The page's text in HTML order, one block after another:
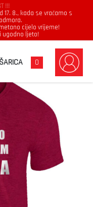
!!!
17. 8., kada se vraćamo s
cijelo vrijeme!
ugodno ljeto!
0
PUNO BIRA UZO SAM ĐON DIRA